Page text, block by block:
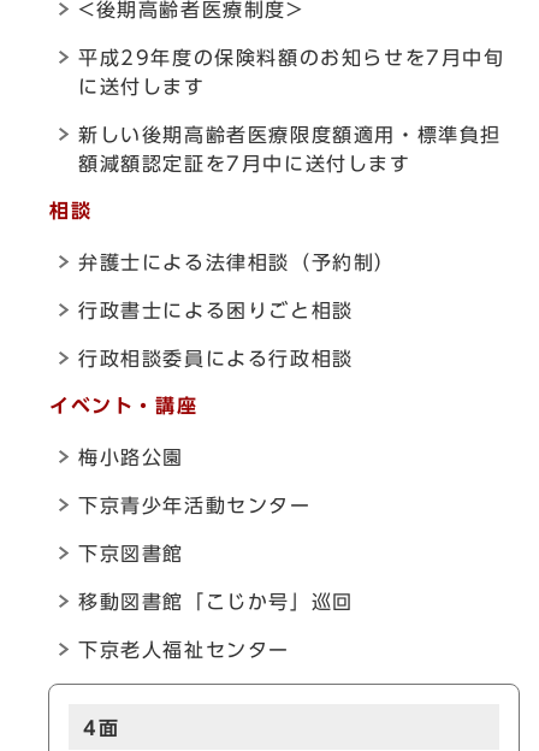
<後期高齢者医療制度>
平成29年度の保険料額のお知らせを7月中旬
に送付します
新しい後期高齢者医療限度額適用・標準負担
額減額認定証を7月中に送付します
相談
弁護士による法律相談（予約制）
行政書士による困りごと相談
行政相談委員による行政相談
イベント・講座
梅小路公園
下京青少年活動センター
下京図書館
移動図書館「こじか号」巡回
下京老人福祉センター
4面